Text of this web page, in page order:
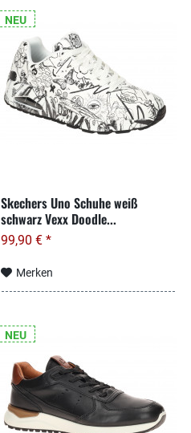
NEU
Skechers Uno Schuhe weiß
schwarz Vexx Doodle...
99,90 € *
Merken
NEU